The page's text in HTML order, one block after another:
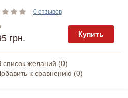
0 отзывов
грн. Купить
список желаний (0)
к сравнению (0)